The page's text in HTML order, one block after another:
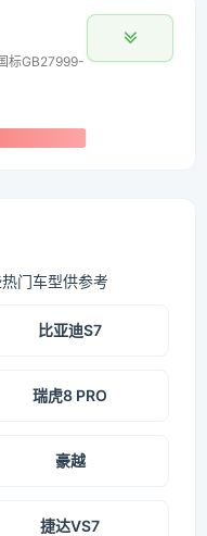
标GB27999-
门车型供参考
比亚迪S7
瑞虎8 PRO
豪越
捷达VS7